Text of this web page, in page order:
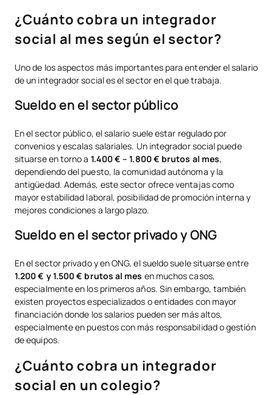
¿Cuánto cobra un integrador
social al mes según el sector?
Uno de los aspectos más importantes para entender el salario
de un integrador social es el sector en el que trabaja.
Sueldo en el sector público
En el sector público, el salario suele estar regulado por
convenios y escalas salariales. Un integrador social puede
situarse en torno a 1.400 € – 1.800 € brutos al mes,
dependiendo del puesto, la comunidad autónoma y la
antigüedad. Además, este sector ofrece ventajas como
mayor estabilidad laboral, posibilidad de promoción interna y
mejores condiciones a largo plazo.
Sueldo en el sector privado y ONG
En el sector privado y en ONG, el sueldo suele situarse entre
1.200 € y 1.500 € brutos al mes en muchos casos,
especialmente en los primeros años. Sin embargo, también
existen proyectos especializados o entidades con mayor
financiación donde los salarios pueden ser más altos,
especialmente en puestos con más responsabilidad o gestión
de equipos.
¿Cuánto cobra un integrador
social en un colegio?